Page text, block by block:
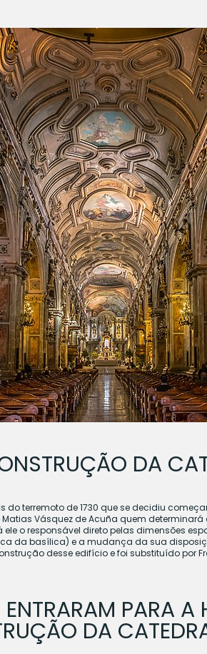
DA
do terremoto de 1730 que se decidiu
Vásquez de Acuña quem
o responsável direto pelas dimensões
da basílica) e a mudança da sua
desse edifício e foi substituído por
PARA A
DA